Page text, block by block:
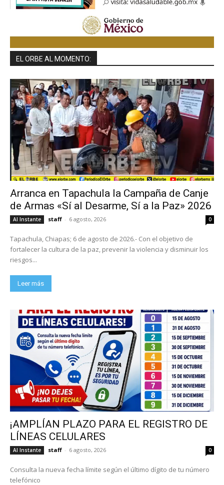
EL ORBE AL MOMENTO:
Arranca en Tapachula la Campaña de Canje
de Armas «Sí al Desarme, Sí a la Paz» 2026
Al Instante staff - 6 agosto, 2026 0
Tapachula, Chiapas; 6 de agosto de 2026.- Con el objetivo de
fortalecer la cultura de la paz, prevenir la violencia y disminuir los
riesgos...
Leer más
¡AMPLÍAN PLAZO PARA EL REGISTRO DE
LÍNEAS CELULARES
Al Instante staff - 6 agosto, 2026 0
Consulta la nueva fecha límite según el último dígito de tu número
telefónico